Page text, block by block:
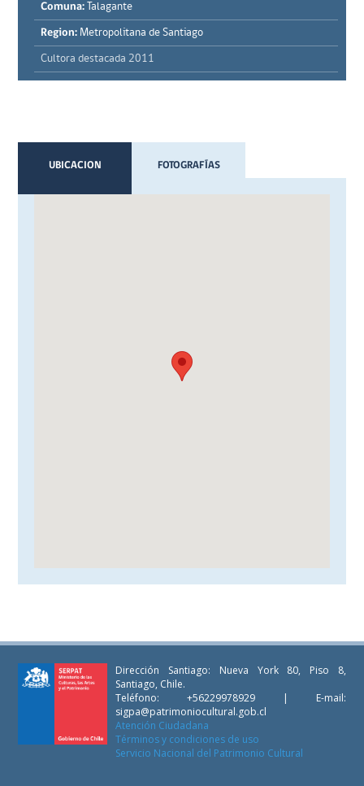
Comuna: Talagante
Region: Metropolitana de Santiago
Cultora destacada 2011
UBICACION FOTOGRAFÍAS
Dirección Santiago: Nueva York 80, Piso 8,
Santiago, Chile.
Teléfono: +56229978929 | E-mail:
sigpa@patrimoniocultural.gob.cl
Atención Ciudadana
Términos y condiciones de uso
Servicio Nacional del Patrimonio Cultural